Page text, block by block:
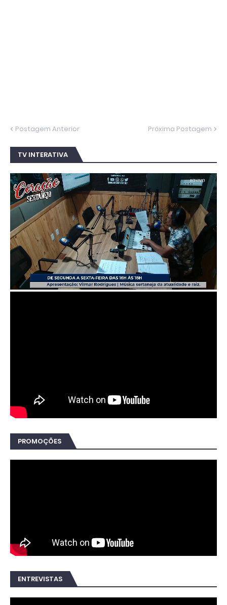
Postagem Anterior Próxima Postagem
TV INTERATIVA
PROMOÇÕES
ENTREVISTAS